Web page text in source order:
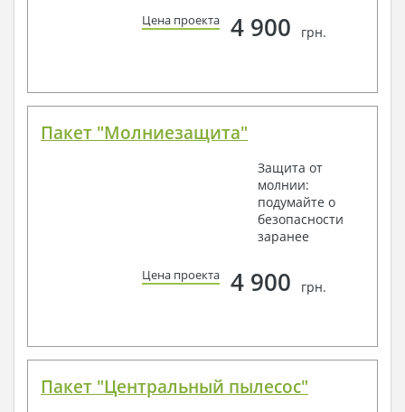
Цена проекта 4 900 грн.
Пакет "Молниезащита"
Защита от
молнии:
подумайте о
безопасности
заранее
Цена проекта 4 900 грн.
Пакет "Центральный пылесос"